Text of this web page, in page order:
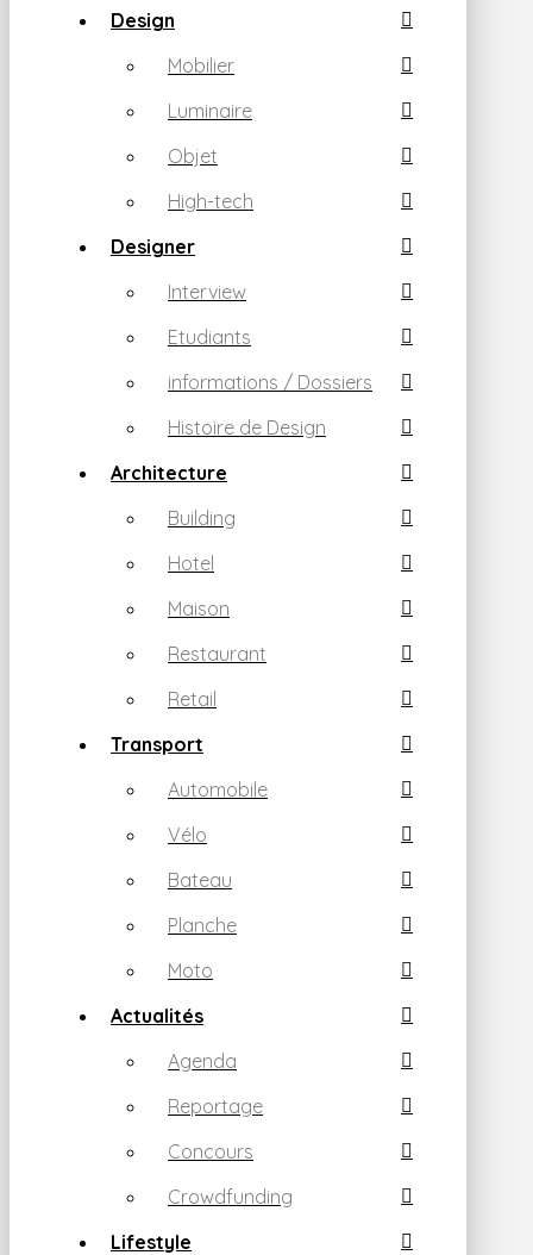
Design
Mobilier
Luminaire
Objet
High-tech
Designer
Interview
Etudiants
informations / Dossiers
Histoire de Design
Architecture
Building
Hotel
Maison
Restaurant
Retail
Transport
Automobile
Vélo
Bateau
Planche
Moto
Actualités
Agenda
Reportage
Concours
Crowdfunding
Lifestyle